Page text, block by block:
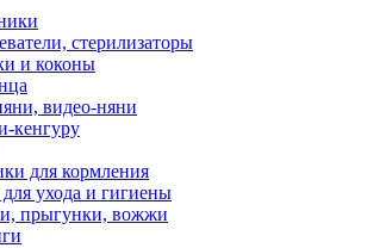
стерилизаторы
и коконы
видео-няни
кенгуру
для кормления
ухода и гигиены
прыгунки, вожжи